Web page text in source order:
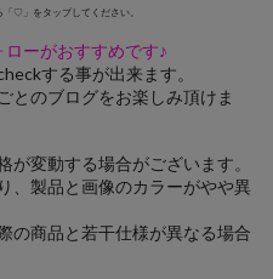
♡」をタップしてください。
ローがおすすめです♪
する事が出来ます。
とのブログをお楽しみ頂けま
変動する場合がございます。
、製品と画像のカラーがやや異
の商品と若干仕様が異なる場合